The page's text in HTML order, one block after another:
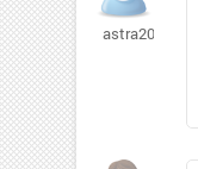
astra202962